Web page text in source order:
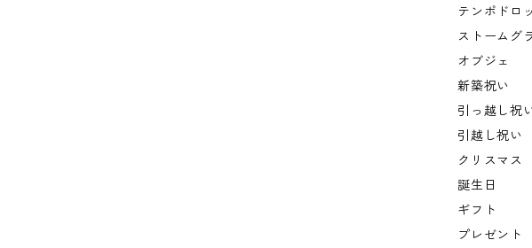
テンポドロ
ストームグ
オブジェ
新築祝い
引っ越し祝
引越し祝い
クリスマス
誕生日
ギフト
プレゼント